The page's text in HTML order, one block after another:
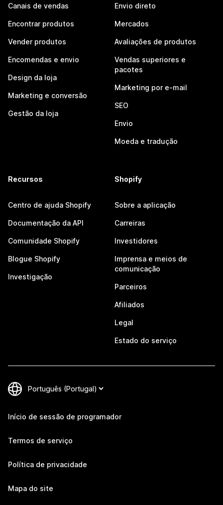
Canais de vendas
Encontrar produtos
Vender produtos
Encomendas e envio
Design da loja
Marketing e conversão
Gestão da loja
Envio direto
Mercados
Avaliações de produtos
Vendas superiores e
pacotes
Marketing por e-mail
SEO
Envio
Moeda e tradução
Recursos
Centro de ajuda Shopify
Documentação da API
Comunidade Shopify
Blogue Shopify
Investigação
Shopify
Sobre a aplicação
Carreiras
Investidores
Imprensa e meios de
comunicação
Parceiros
Afiliados
Legal
Estado do serviço
Início de sessão de programador
Termos de serviço
Política de privacidade
Mapa do site